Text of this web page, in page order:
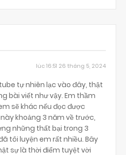
lúc 16:51 26 tháng 5, 2024
tự nhiên lạc vào đây, thật
bài viết như vậy. Em thầm
sẽ khác nếu đọc được
khoảng 3 năm về trước,
những thất bại trong 3
tôi luyện em rất nhiều. Bây
sự là thời điểm tuyệt vời